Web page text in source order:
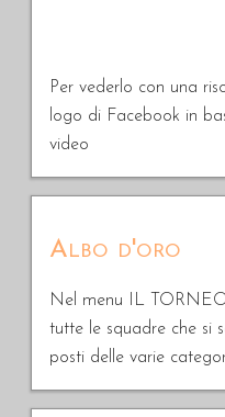
Per vederlo con una
logo di Facebook in
video
Albo d'oro
Nel menu IL
tutte le squadre che si
posti delle varie